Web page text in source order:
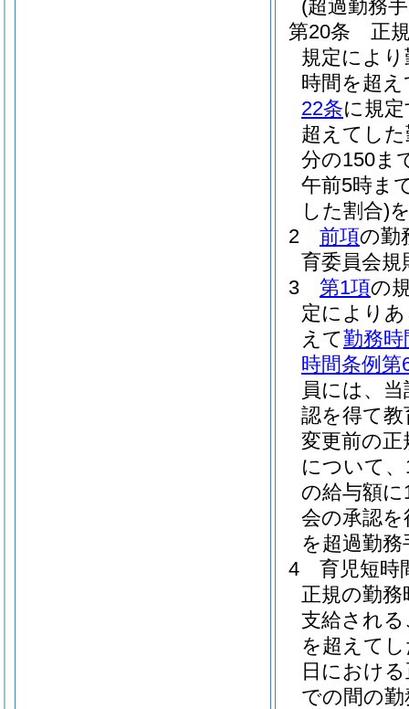
(超過勤務
第20条
正
規定によ
時間を超
22条に規
超えてし
分の150ま
午前5時ま
した割合)
2
前項の勤
育委員会
3
第1項の
定により
えて勤務時
時間条例第
員には、
認を得て
変更前の
について
の給与額
会の承認
を超過勤
4
育児短時
正規の勤
支給され
を超えて
日におけ
での間の